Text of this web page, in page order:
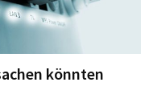
könnten